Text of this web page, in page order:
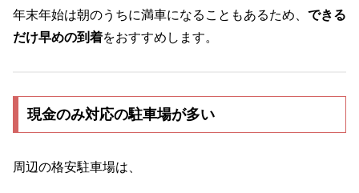
年末年始は朝のうちに満車になることもあるため、 できる
だけ早めの到着をおすすめします。
現金のみ対応の駐車場が多い
周辺の格安駐車場は、